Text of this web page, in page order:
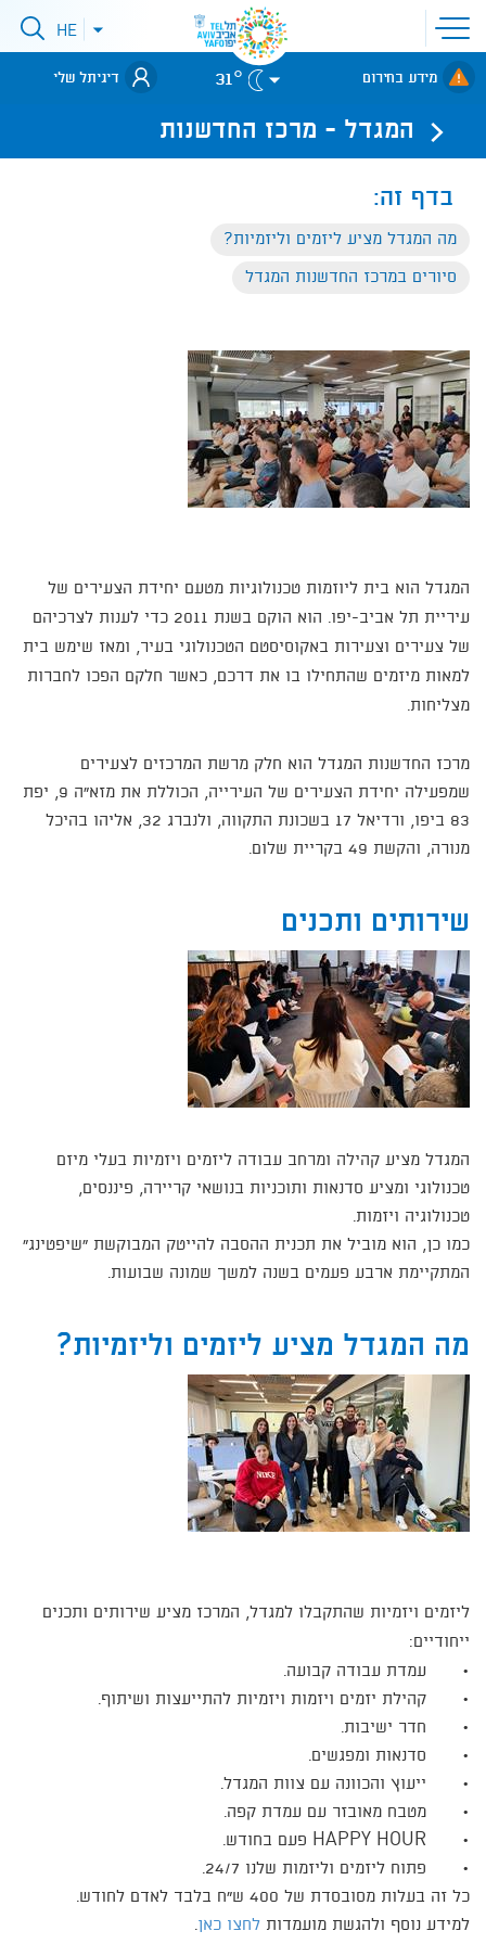
סגירת
תפריט
אתר
לאתר עיריית
תל-אביב
פתיחתHE
מידע בחירום 31° דיגיתל שלי
המגדל - מרכז החדשנות
בדף זה:
מה המגדל מציע ליזמים וליזמיות?
סיורים במרכז החדשנות המגדל
המגדל הוא בית ליוזמות טכנולוגיות מטעם יחידת הצעירים של
עיריית תל אביב-יפו. הוא הוקם בשנת 2011 כדי לענות לצרכיהם
של צעירים וצעירות באקוסיסטם הטכנולוגי בעיר, ומאז שימש בית
למאות מיזמים שהתחילו בו את דרכם, כאשר חלקם הפכו לחברות
מצליחות.
מרכז החדשנות המגדל הוא חלק מרשת המרכזים לצעירים
שמפעילה יחידת הצעירים של העירייה, הכוללת את מזא"ה 9, יפת
83 ביפו, ורדיאל 17 בשכונת התקווה, ולנברג 32, אליהו בהיכל
מנורה, והקשת 49 בקריית שלום.​
שירותים ותכנים
המגדל מציע קהילה ומרחב עבודה ליזמים ויזמיות בעלי מיזם
טכנולוגי ומציע סדנאות ותוכניות בנושאי קריירה, פיננסים,
טכנולוגיה ויזמות.
כמו כן, הוא מוביל את תכנית ההסבה להייטק המבוקשת "שיפטינג"
המתקיימת ארבע פעמים בשנה למשך שמונה שבועות.​​
מה המגדל מציע ליזמים וליזמיות?
ליזמים ויזמיות שהתקבלו למגדל, המרכז מציע שירותים ותכנים
ייחודיים:
•
עמדת עבודה קבועה.
•
קהילת יזמים ויזמות ויזמיות להתייעצות ושיתוף.
•
חדר ישיבות.
•
סדנאות ומפגשים.
•
ייעוץ והכוונה עם צוות המגדל.
•
מטבח מאובזר עם עמדת קפה.
•
HAPPY HOUR פעם בחודש.
•
פתוח ליזמים וליזמות שלנו 24/7.​
כל זה בעלות מסובסדת של 400 ש"ח בלבד לאדם לחודש.​
למידע נוסף ולהגשת מועמדות לחצו כאן​.